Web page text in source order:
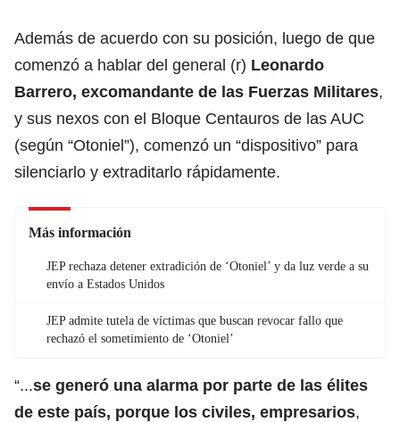
Además de acuerdo con su posición, luego de que
comenzó a hablar del general (r) Leonardo
Barrero, excomandante de las Fuerzas Militares,
y sus nexos con el Bloque Centauros de las AUC
(según “Otoniel”), comenzó un “dispositivo” para
silenciarlo y extraditarlo rápidamente.
Más información
JEP rechaza detener extradición de ‘Otoniel’ y da luz verde a su
envío a Estados Unidos
JEP admite tutela de víctimas que buscan revocar fallo que
rechazó el sometimiento de ‘Otoniel’
“...se generó una alarma por parte de las élites
de este país, porque los civiles, empresarios,